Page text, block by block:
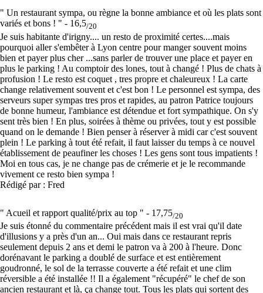
" Un restaurant sympa, ou règne la bonne ambiance et où les plats sont
variés et bons ! " - 16,5/20
Je suis habitante d'irigny.... un resto de proximité certes....mais
pourquoi aller s'embêter à Lyon centre pour manger souvent moins
bien et payer plus cher ...sans parler de trouver une place et payer en
plus le parking ! Au comptoir des lones, tout à changé ! Plus de chats à
profusion ! Le resto est coquet , tres propre et chaleureux ! La carte
change relativement souvent et c'est bon ! Le personnel est sympa, des
serveurs super sympas tres pros et rapides, au patron Patrice toujours
de bonne humeur, l'ambiance est détendue et fort sympathique. On s'y
sent très bien ! En plus, soirées à thème ou privées, tout y est possible
quand on le demande ! Bien penser à réserver à midi car c'est souvent
plein ! Le parking à tout été refait, il faut laisser du temps à ce nouvel
établissement de peaufiner les choses ! Les gens sont tous impatients !
Moi en tous cas, je ne change pas de crémerie et je le recommande
vivement ce resto bien sympa !
Rédigé par : Fred
" Acueil et rapport qualité/prix au top " - 17,75/20
Je suis étonné du commentaire précédent mais il est vrai qu'il date
d'illusions y a près d'un an... Oui mais dans ce restaurant repris
seulement depuis 2 ans et demi le patron va à 200 à l'heure. Donc
dorénavant le parking a doublé de surface et est entièrement
goudronné, le sol de la terrasse couverte a été refait et une clim
réversible a été installée !! Il a également "récupéré" le chef de son
ancien restaurant et là, ça change tout. Tous les plats qui sortent des